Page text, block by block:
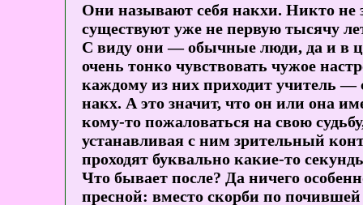
Они называют себя накхи. Никто не
существуют уже не первую тысячу
С виду они — обычные люди, да и в
очень тонко чувствовать чужое
каждому из них приходит учитель
накх. А это значит, что он или она
кому-то пожаловаться на свою
устанавливая с ним зрительный
проходят буквально какие-то
Что бывает после? Да ничего
пресной: вместо скорби по